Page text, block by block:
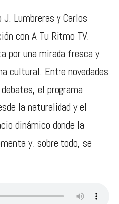
J. Lumbreras y Carlos
con A Tu Ritmo TV,
por una mirada fresca y
cultural. Entre novedades
el programa
la naturalidad y el
dinámico donde la
y, sobre todo, se